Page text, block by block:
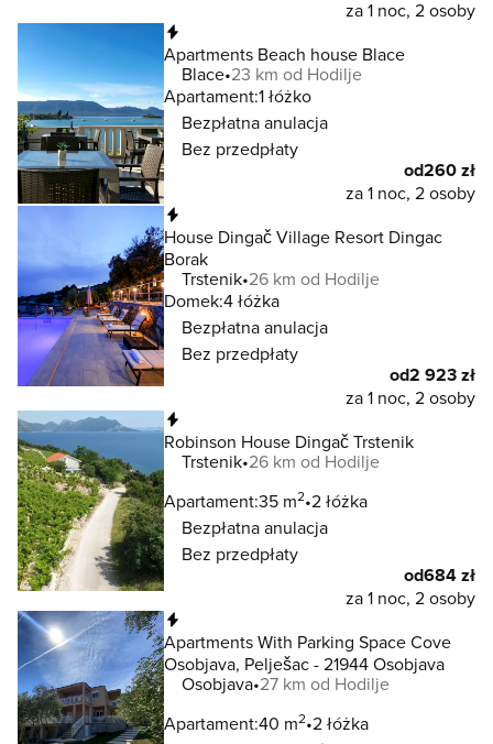
za 1 noc, 2 osoby
Apartments Beach house Blace
Blace 23 km od Hodilje
Apartament:1 łóżko
Bezpłatna anulacja
Bez przedpłaty
od260 zł
za 1 noc, 2 osoby
House Dingač Village Resort Dingac
Borak
Trstenik 26 km od Hodilje
Domek:4 łóżka
Bezpłatna anulacja
Bez przedpłaty
od2 923 zł
za 1 noc, 2 osoby
Robinson House Dingač Trstenik
Trstenik 26 km od Hodilje
Apartament:35 m2 2 łóżka
Bezpłatna anulacja
Bez przedpłaty
od684 zł
za 1 noc, 2 osoby
Apartments With Parking Space Cove
Osobjava, Pelješac - 21944 Osobjava
Osobjava 27 km od Hodilje
Apartament:40 m2 2 łóżka